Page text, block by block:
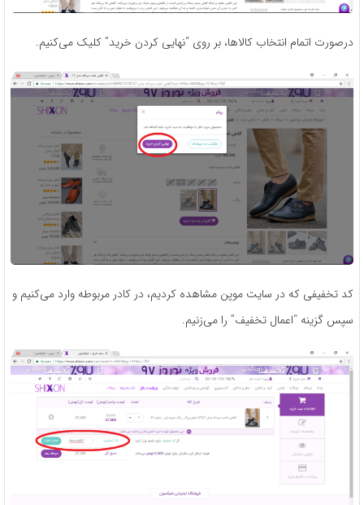
درصورت اتمام انتخاب کالاها، بر روی “نهایی کردن خرید” کلیک می‌کنیم.
کد تخفیفی که در سایت موپن مشاهده کردیم، در کادر مربوطه وارد می‌کنیم و
سپس گزینه “اعمال تخفیف” را می‌زنیم.